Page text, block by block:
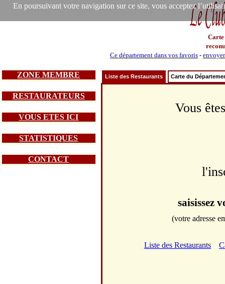
En poursuivant votre navigation sur ce site, vous acceptez
Carte
Ce département dans vos favoris -
ZONE MEMBRE
RESTAURATEURS
VOUS ETES ICI
STATISTIQUES
CONTACT
Liste des Restaurants Carte du
Vous
saisissez
(votre adresse
Liste des Restaurants